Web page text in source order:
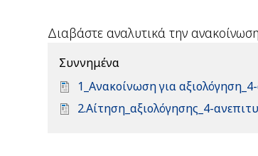
Διαβάστε αναλυτικά την
Συννημένα
D
o
1_Ανακοίνωση για
D
2.Αίτηση_αξιολόγησης_4-